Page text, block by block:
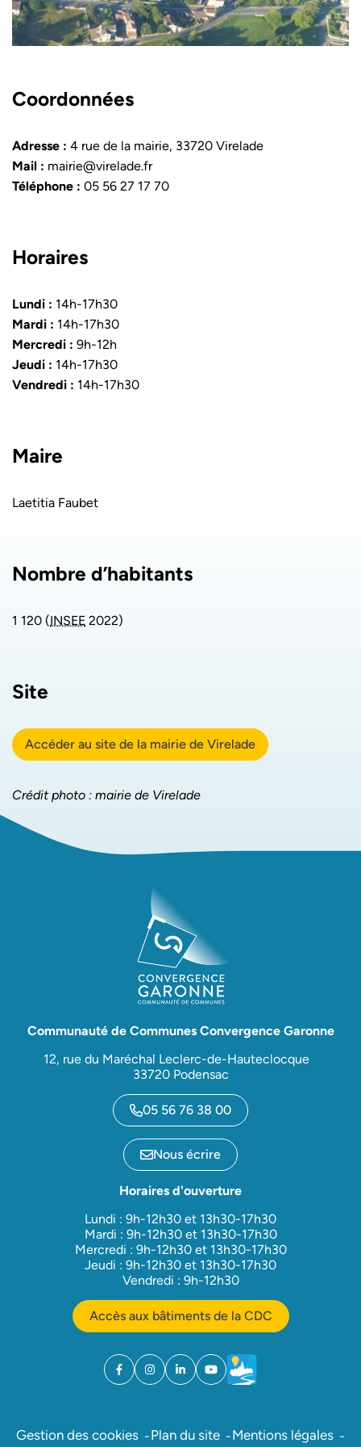
Coordonnées
Adresse : 4 rue de la mairie, 33720 Virelade
Mail : mairie@virelade.fr
Téléphone : 05 56 27 17 70
Horaires
Lundi : 14h-17h30
Mardi : 14h-17h30
Mercredi : 9h-12h
Jeudi : 14h-17h30
Vendredi : 14h-17h30
Maire
Laetitia Faubet
Nombre d’habitants
1 120 (INSEE 2022)
Site
Accéder au site de la mairie de Virelade
Crédit photo : mairie de Virelade
Communauté de Communes Convergence Garonne
12, rue du Maréchal Leclerc-de-Hauteclocque
33720 Podensac
05 56 76 38 00
Nous écrire
Horaires d'ouverture
Lundi : 9h-12h30 et 13h30-17h30
Mardi : 9h-12h30 et 13h30-17h30
Mercredi : 9h-12h30 et 13h30-17h30
Jeudi : 9h-12h30 et 13h30-17h30
Vendredi : 9h-12h30
Accès aux bâtiments de la CDC
Facebook
(ouverture dans un nouvel onglet)
Instagram
(ouverture dans un nouvel onglet)
Linkedin
(ouverture dans un nouvel onglet)
YouTube
(ouverture dans un nouvel
Météo
(ouverture dans un
Gestion des cookies Plan du site
Mentions légales